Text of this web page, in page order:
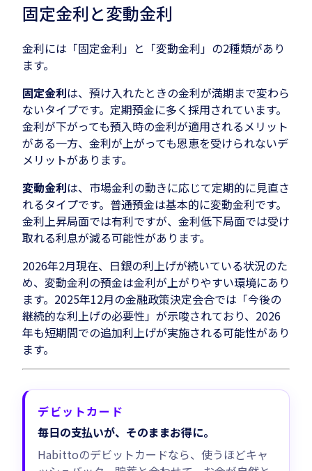
固定金利と変動金利
金利には「固定金利」と「変動金利」の2種類があり
ます。
固定金利は、預け入れたときの金利が満期まで変わら
ないタイプです。定期預金に多く採用されています。
金利が下がっても預入時の金利が適用されるメリット
がある一方、金利が上がっても恩恵を受けられないデ
メリットがあります。
変動金利は、市場金利の動きに応じて定期的に見直さ
れるタイプです。普通預金は基本的に変動金利です。
金利上昇局面では有利ですが、金利低下局面では受け
取れる利息が減る可能性があります。
2026年2月現在、日銀の利上げが続いている状況のた
め、変動金利の預金は金利が上がりやすい環境にあり
ます。2025年12月の金融政策決定会合では「今後の
継続的な利上げの必要性」が示唆されており、2026
年も短期間での追加利上げが実施される可能性があり
ます。
デビットカード
毎日の支払いが、そのままお得に。
Habittoのデビットカードなら、使うほどキャ